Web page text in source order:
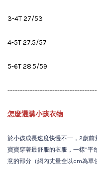
3-4T 27/53
4-5T 27.5/57
5-6T 28.5/59
怎麼選購小孩衣物
於小孩成長速度快慢不一，2歲
寶寶穿著最舒服的衣服，一樣”平
意的部分（網內丈量全以cm為單